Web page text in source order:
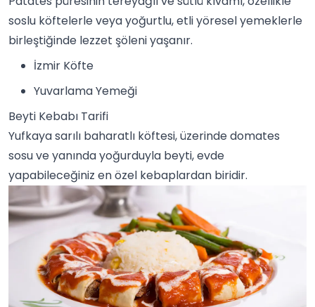
soslu köftelerle veya yoğurtlu, etli yöresel yemeklerle
birleştiğinde lezzet şöleni yaşanır.
İzmir Köfte
Yuvarlama Yemeği
Beyti Kebabı Tarifi
Yufkaya sarılı baharatlı köftesi, üzerinde domates
sosu ve yanında yoğurduyla beyti, evde
yapabileceğiniz en özel kebaplardan biridir.